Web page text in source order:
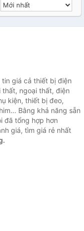
giá cả thiết bị điện
thất, ngoại thất, điện
kiện, thiết bị đeo,
Bằng khả năng sẵn
đã tổng hợp hơn
giá, tìm giá rẻ nhất